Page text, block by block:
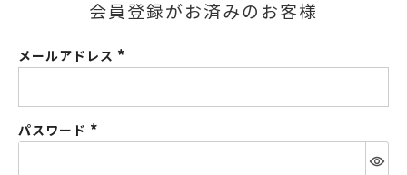
会員登録がお済みのお客様
メールアドレス
パスワード